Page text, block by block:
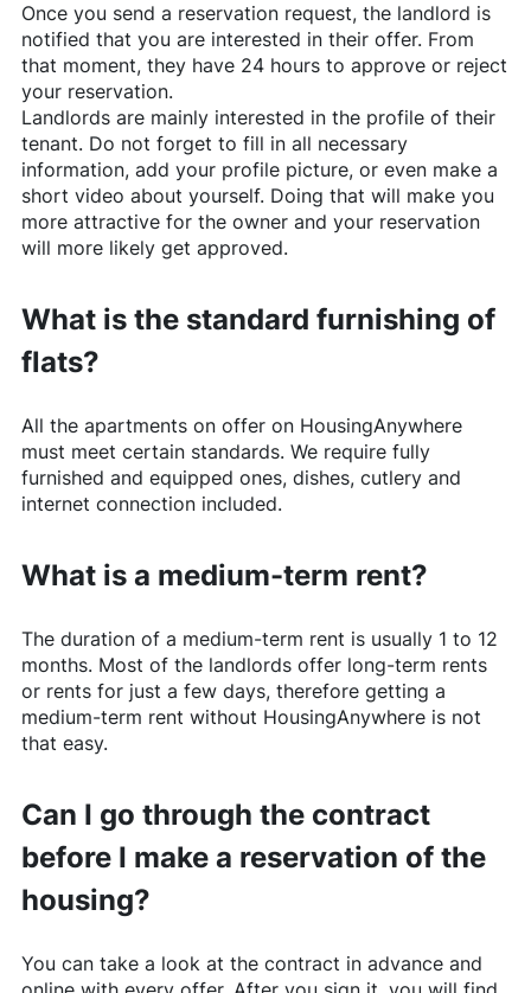
Once you send a reservation request, the landlord is
notified that you are interested in their offer. From
that moment, they have 24 hours to approve or reject
your reservation.
Landlords are mainly interested in the profile of their
tenant. Do not forget to fill in all necessary
information, add your profile picture, or even make a
short video about yourself. Doing that will make you
more attractive for the owner and your reservation
will more likely get approved.
What is the standard furnishing of
flats?
All the apartments on offer on HousingAnywhere
must meet certain standards. We require fully
furnished and equipped ones, dishes, cutlery and
internet connection included.
What is a medium-term rent?
The duration of a medium-term rent is usually 1 to 12
months. Most of the landlords offer long-term rents
or rents for just a few days, therefore getting a
medium-term rent without HousingAnywhereis not
that easy.
Can I go through the contract
before I make a reservation of the
housing?
You can take a look at the contract in advance and